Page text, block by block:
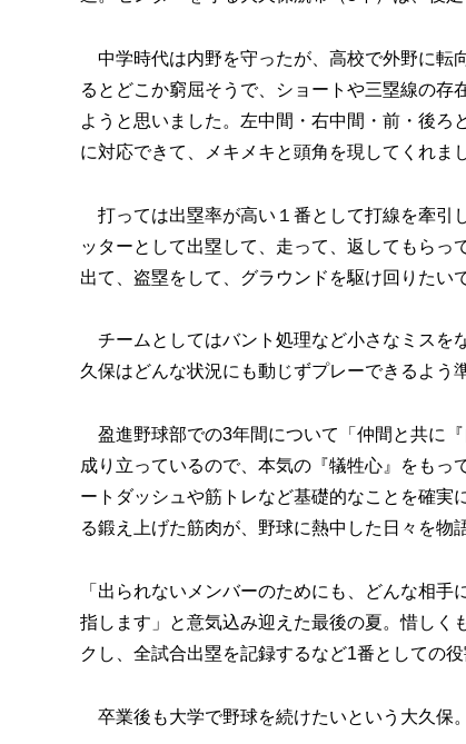
中学時代は内野を守ったが、高校で外野に転
るとどこか窮屈そうで、ショートや三塁線の
ようと思いました。左中間・右中間・前・後
に対応できて、メキメキと頭角を現してくれま
打っては出塁率が高い１番として打線を牽引
ッターとして出塁して、走って、返してもら
出て、盗塁をして、グラウンドを駆け回りたい
チームとしてはバント処理など小さなミスを
久保はどんな状況にも動じずプレーできるよう
盈進野球部での3年間について「仲間と共に
成り立っているので、本気の『犠牲心』をもっ
ートダッシュや筋トレなど基礎的なことを確
る鍛え上げた筋肉が、野球に熱中した日々を物
「出られないメンバーのためにも、どんな相
指します」と意気込み迎えた最後の夏。惜しく
クし、全試合出塁を記録するなど1番としての役
卒業後も大学で野球を続けたいという大久保